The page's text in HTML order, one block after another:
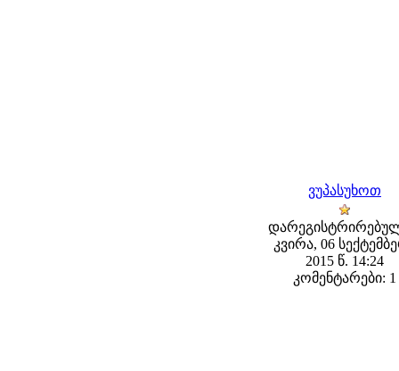
ვუპასუხოთ
კვირა, 06
2015 წ. 14:24
კომენტარები: 1